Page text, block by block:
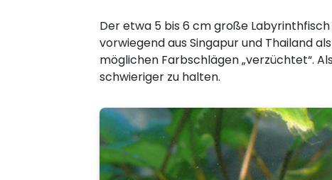
Der etwa 5 bis 6 cm große
vorwiegend aus Singapur und Thailand
möglichen Farbschlägen „verzüchtet“.
schwieriger zu halten.